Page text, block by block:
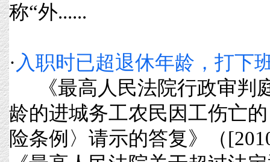
称“外......
· 入职时已超退休年龄，打下
《最高人民法院行政审判
龄的进城务工农民因工伤亡
险条例〉请示的答复》（